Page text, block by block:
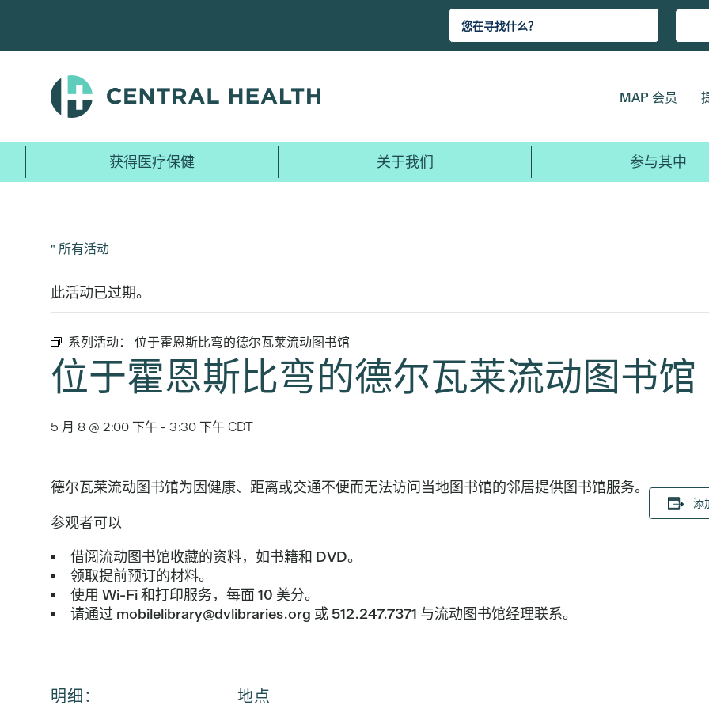
主
MAP 会员
获得医疗保健 关于我们 参与其中
" 所有活动
此活动已过期。
系列活动： 位于霍恩斯比弯的德尔瓦莱流动图书馆
位于霍恩斯比弯的德尔瓦莱流动图书馆
5 月 8 @ 2:00 下午 - 3:30 下午CDT
德尔瓦莱流动图书馆为因健康、距离或交通不便而无法访问当地图书馆的邻居提供图书馆服务。
参观者可以
借阅流动图书馆收藏的资料，如书籍和 DVD。
领取提前预订的材料。
使用 Wi-Fi 和打印服务，每面 10 美分。
请通过 mobilelibrary@dvlibraries.org 或 512.247.7371 与流动图书馆经理联系。
添
明细： 地点